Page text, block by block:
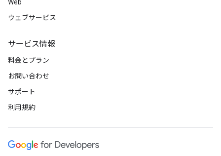
Web
ウェブサービス
サービス情報
料金とプラン
お問い合わせ
サポート
利用規約